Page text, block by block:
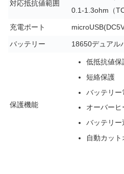
対応抵抗値範囲
0.1-1.3ohm（
充電ポート
バッテリー 18650デュアル
保護機能
低抵抗値保
短絡保護
バッテリー
オーバーヒ
バッテリー
自動カット